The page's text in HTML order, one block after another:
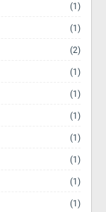
(1)
(1)
(2)
(1)
(1)
(1)
(1)
(1)
(1)
(1)